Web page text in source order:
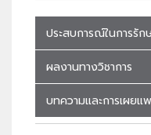
ประสบการณ์ในการรัก
ผลงานทางวิชาการ
บทความและการเผยแ